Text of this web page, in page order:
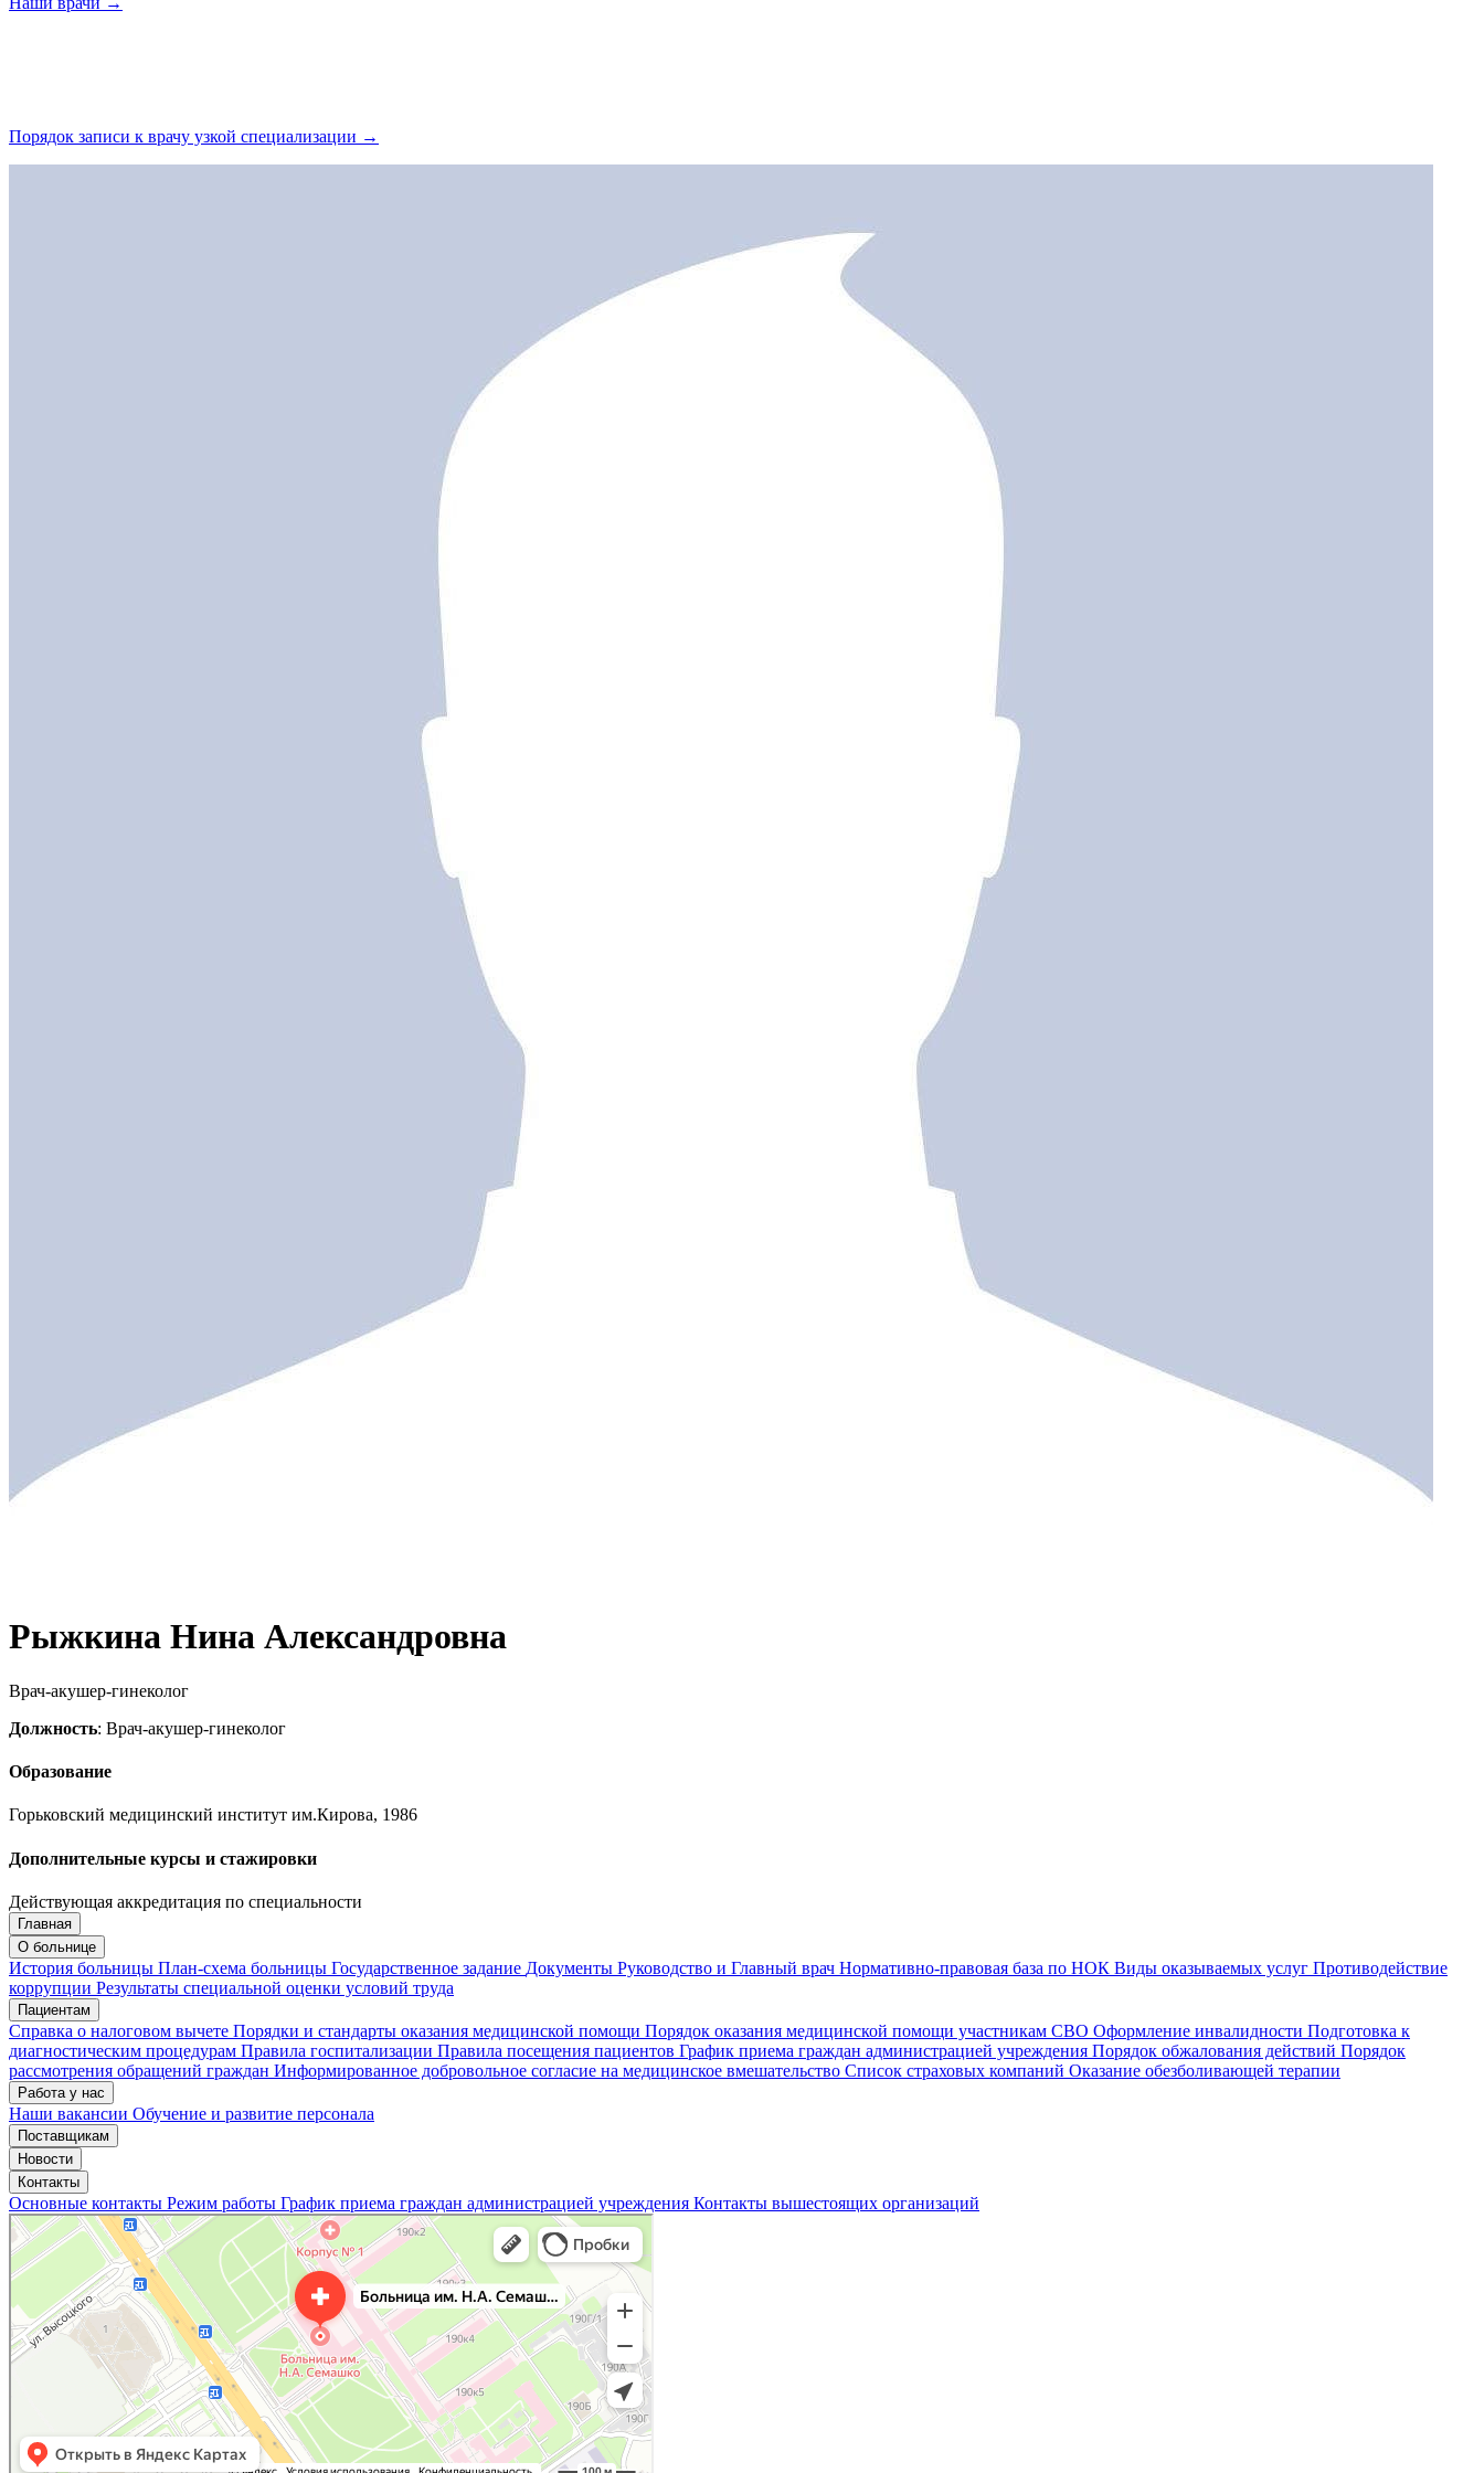
Порядок записи к врачу узкой специализации →
Рыжкина Нина Александровна
Врач-акушер-гинеколог
Должность: Врач-акушер-гинеколог
Образование
Горьковский медицинский институт им.Кирова, 1986
Дополнительные курсы и стажировки
Действующая аккредитация по специальности
Запись на приём
Подтвердить запись Отмена
Запись подтверждена
Мои записи
Главная
О больнице
История больницы План-схема больницы Государственное задание Документы Руководство и Главный врач Нормативно-правовая база по НОК Виды оказываемых услуг Противодействие
коррупции Результаты специальной оценки условий труда
Пациентам
Справка о налоговом вычете Порядки и стандарты оказания медицинской помощи Порядок оказания медицинской помощи участникам СВО Оформление инвалидности Подготовка к
диагностическим процедурам Правила госпитализации Правила посещения пациентов График приема граждан администрацией учреждения Порядок обжалования действий Порядок
рассмотрения обращений граждан Информированное добровольное согласие на медицинское вмешательство Список страховых компаний Оказание обезболивающей терапии
Работа у нас
Наши вакансии Обучение и развитие персонала
Поставщикам
Новости
Контакты
Основные контакты Режим работы График приема граждан администрацией учреждения Контакты вышестоящих организаций
«Нижегородская областная клиническая больница имени Н.А. Семашко»
Отделение больницы, госпиталя в Нижнем Новгороде
Больница для взрослых в Нижнем Новгороде